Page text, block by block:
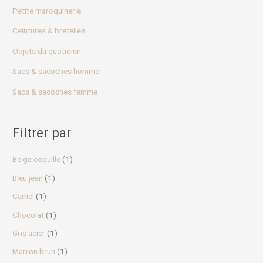
rPetite maroquinerie
Ceintures & bretelles
Objets du quotidien
Sacs & sacoches homme
Sacs & sacoches femme
Filtrer par
Beige coquille (1)
Bleu jean (1)
Camel (1)
Chocolat (1)
Gris acier (1)
Marron brun (1)